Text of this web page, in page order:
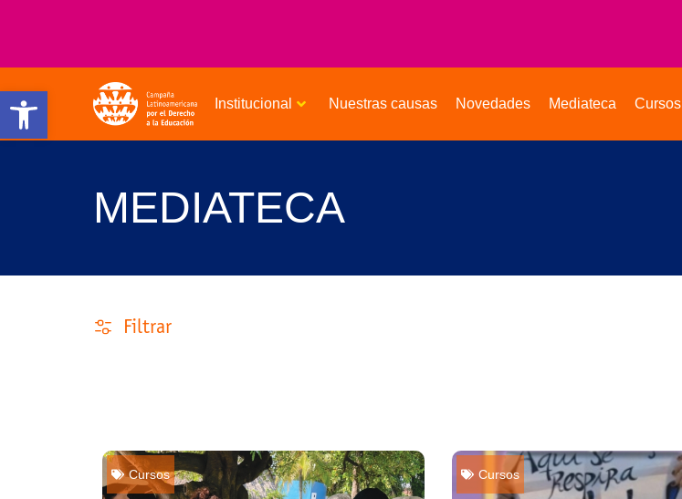
Open toolbar Institucional Nuestras causas Novedades Mediateca Cursos
MEDIATECA
Filtrar
Cursos Cursos